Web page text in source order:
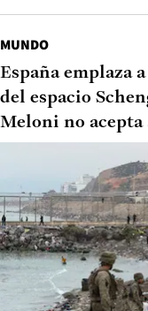
MUNDO
España emplaza
del espacio
Meloni no